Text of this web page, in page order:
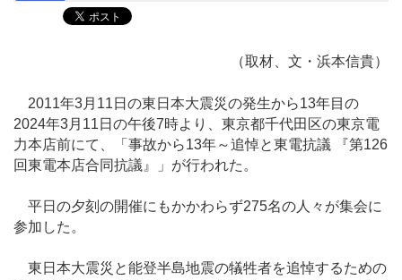
（取材、文・浜本信貴）
2011年3月11日の東日本大震災の発生から13年目の
2024年3月11日の午後7時より、東京都千代田区の東京電
力本店前にて、「事故から13年～追悼と東電抗議 『第126
回東電本店合同抗議』」が行われた。
平日の夕刻の開催にもかかわらず275名の人々が集会に
参加した。
東日本大震災と能登半島地震の犠牲者を追悼するための